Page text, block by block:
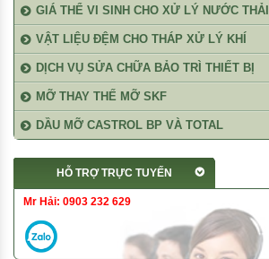
GIÁ THỂ VI SINH CHO XỬ LÝ NƯỚC THẢI
VẬT LIỆU ĐỆM CHO THÁP XỬ LÝ KHÍ
DỊCH VỤ SỬA CHỮA BẢO TRÌ THIẾT BỊ
MỠ THAY THẾ MỠ SKF
DẦU MỠ CASTROL BP VÀ TOTAL
HỖ TRỢ TRỰC TUYẾN
Mr Hải: 0903 232 629